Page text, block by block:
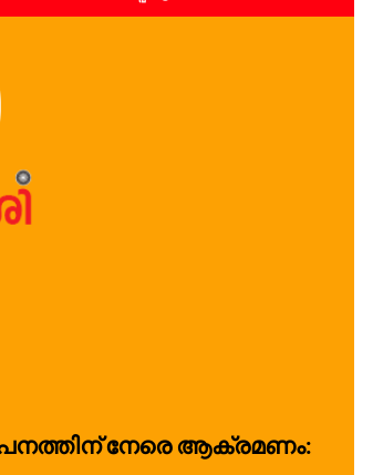
നേ​രെ​ ആ​ക്ര​മ​ണം: